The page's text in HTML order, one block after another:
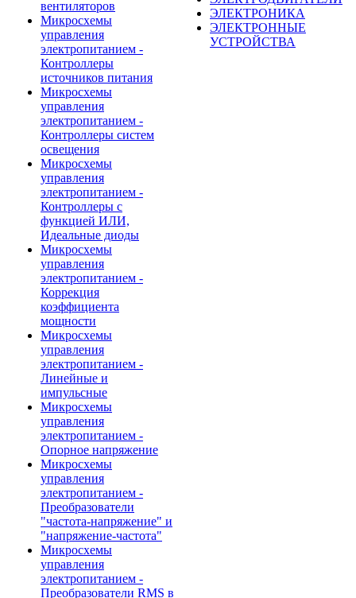
вентиляторов
Микросхемы
управления
электропитанием -
Контроллеры
источников питания
Микросхемы
управления
электропитанием -
Контроллеры систем
освещения
Микросхемы
управления
электропитанием -
Контроллеры с
функцией ИЛИ,
Идеальные диоды
Микросхемы
управления
электропитанием -
Коррекция
коэффициента
мощности
Микросхемы
управления
электропитанием -
Линейные и
импульсные
Микросхемы
управления
электропитанием -
Опорное напряжение
Микросхемы
управления
электропитанием -
Преобразователи
"частота-напряжение" и
"напряжение-частота"
Микросхемы
управления
электропитанием -
Преобразователи RMS в
ЭЛЕКТРОНИКА
ЭЛЕКТРОННЫЕ
УСТРОЙСТВА